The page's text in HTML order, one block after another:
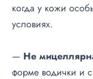
когда у кожи
условиях.
— Не
форме водички и